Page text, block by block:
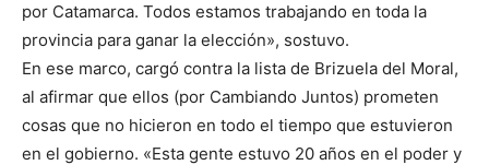
por Catamarca. Todos estamos trabajando en toda la
provincia para ganar la elección», sostuvo.
En ese marco, cargó contra la lista de Brizuela del Moral,
al afirmar que ellos (por Cambiando Juntos) prometen
cosas que no hicieron en todo el tiempo que estuvieron
en el gobierno. «Esta gente estuvo 20 años en el poder y